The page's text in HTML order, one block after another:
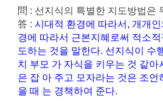
問 : 선지식의 특별한 지도방법은
答 :시대적 환경에 따라서, 개개
경에 따라서 근본지혜로써 적소적
도하는 것을 말한다. 선지식이 수
치 부모 가 자식을 키우는 것 같아
은 잡 아 주고 모자라는 것은 조언
을 때 는 경책하여 준다.